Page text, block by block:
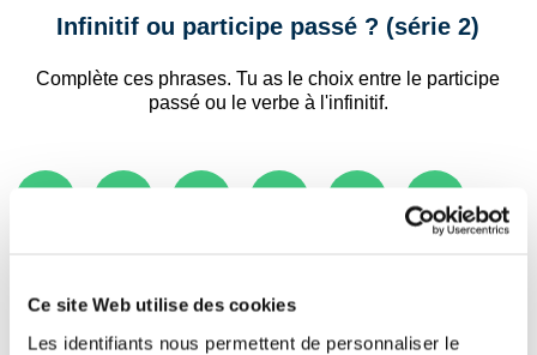
Ce site Web utilise des cookies
Les identifiants nous permettent de personnaliser le
Infinitif ou participe passé ? (série 2)
Complète ces phrases. Tu as le choix entre le participe
passé ou le verbe à l'infinitif.